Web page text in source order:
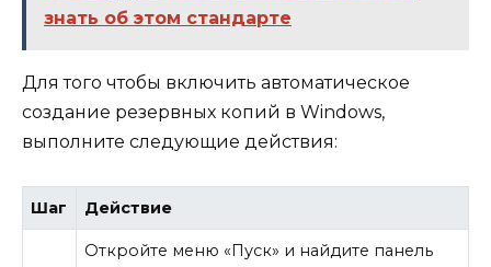
знать об этом стандарте
Для того чтобы включить автоматическое
создание резервных копий в Windows,
выполните следующие действия:
Шаг Действие
Откройте меню «Пуск» и найдите панель